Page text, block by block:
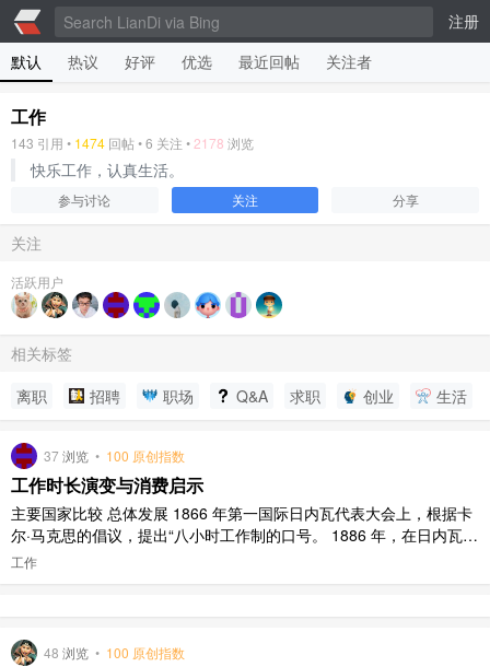
注册
默认
热议 好评 优选 最近回帖 关注者
工作
143 引用 • 1474 回帖 •6 关注 • 2178 浏览
快乐工作，认真生活。
参与讨论 关注 分享
关注
活跃用户
相关标签
离职
招聘 职场 Q&A 求职 创业 生活
37 浏览 • 100 原创指数
工作时长演变与消费启示
主要国家比较 总体发展 1866 年第一国际日内瓦代表大会上，根据卡
尔·马克思的倡议，提出“八小时工作制的口号。 1886 年，在日内瓦召
开的国际工人协会第一次会议，针对 19 世纪后期各主要工业国工人
工作
48 浏览 • 100 原创指数